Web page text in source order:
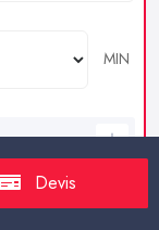
MIN
Devis